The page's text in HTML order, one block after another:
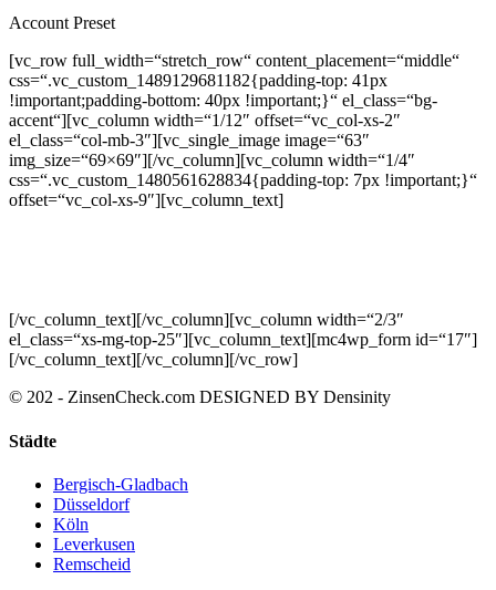
Account Preset
[vc_row full_width=“stretch_row“ content_placement=“middle“
css=“.vc_custom_1489129681182{padding-top: 41px
!important;padding-bottom: 40px !important;}“ el_class=“bg-
accent“][vc_column width=“1/12″ offset=“vc_col-xs-2″
el_class=“col-mb-3″][vc_single_image image=“63″
img_size=“69×69″][/vc_column][vc_column width=“1/4″
css=“.vc_custom_1480561628834{padding-top: 7px !important;}“
offset=“vc_col-xs-9″][vc_column_text]
[/vc_column_text][/vc_column][vc_column width=“2/3″
el_class=“xs-mg-top-25″][vc_column_text][mc4wp_form id=“17″]
[/vc_column_text][/vc_column][/vc_row]
© 202 - ZinsenCheck.com DESIGNED BY Densinity
Städte
Bergisch-Gladbach
Düsseldorf
Köln
Leverkusen
Remscheid